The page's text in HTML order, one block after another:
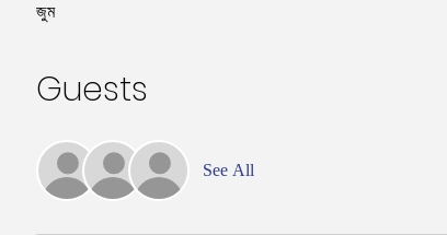
জুম
Guests
See All